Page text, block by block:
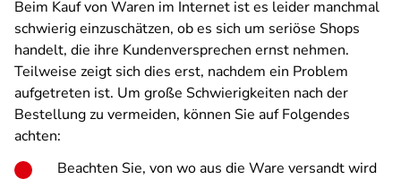
Beim Kauf von Waren im Internet ist es leider manchmal
schwierig einzuschätzen, ob es sich um seriöse Shops
handelt, die ihre Kundenversprechen ernst nehmen.
Teilweise zeigt sich dies erst, nachdem ein Problem
aufgetreten ist. Um große Schwierigkeiten nach der
Bestellung zu vermeiden, können Sie auf Folgendes
achten:
Beachten Sie, von wo aus die Ware versandt wird